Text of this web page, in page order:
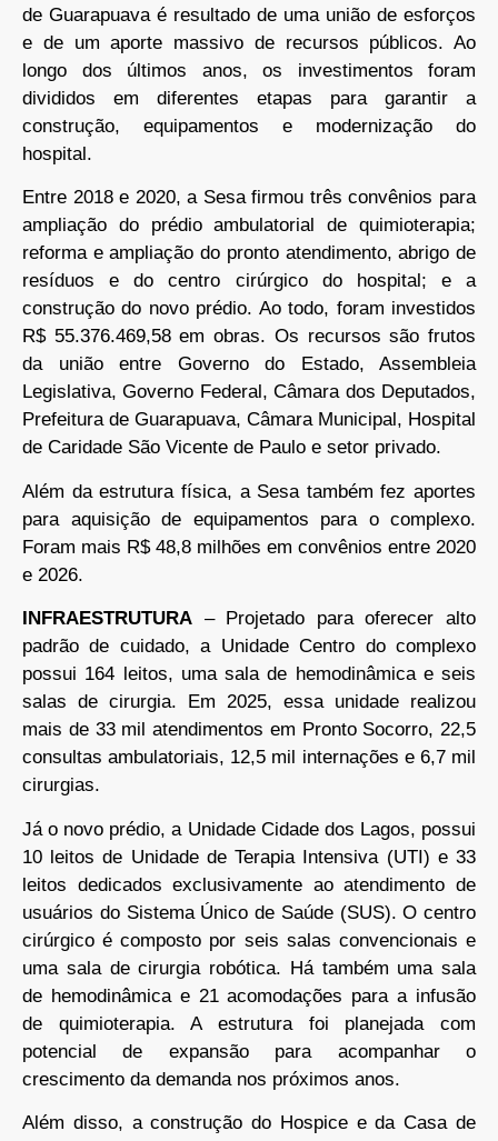
de Guarapuava é resultado de uma união de esforços
e de um aporte massivo de recursos públicos. Ao
longo dos últimos anos, os investimentos foram
divididos em diferentes etapas para garantir a
construção, equipamentos e modernização do
hospital.
Entre 2018 e 2020, a Sesa firmou três convênios para
ampliação do prédio ambulatorial de quimioterapia;
reforma e ampliação do pronto atendimento, abrigo de
resíduos e do centro cirúrgico do hospital; e a
construção do novo prédio. Ao todo, foram investidos
R$ 55.376.469,58 em obras. Os recursos são frutos
da união entre Governo do Estado, Assembleia
Legislativa, Governo Federal, Câmara dos Deputados,
Prefeitura de Guarapuava, Câmara Municipal, Hospital
de Caridade São Vicente de Paulo e setor privado.
Além da estrutura física, a Sesa também fez aportes
para aquisição de equipamentos para o complexo.
Foram mais R$ 48,8 milhões em convênios entre 2020
e 2026.
INFRAESTRUTURA – Projetado para oferecer alto
padrão de cuidado, a Unidade Centro do complexo
possui 164 leitos, uma sala de hemodinâmica e seis
salas de cirurgia. Em 2025, essa unidade realizou
mais de 33 mil atendimentos em Pronto Socorro, 22,5
consultas ambulatoriais, 12,5 mil internações e 6,7 mil
cirurgias.
Já o novo prédio, a Unidade Cidade dos Lagos, possui
10 leitos de Unidade de Terapia Intensiva (UTI) e 33
leitos dedicados exclusivamente ao atendimento de
usuários do Sistema Único de Saúde (SUS). O centro
cirúrgico é composto por seis salas convencionais e
uma sala de cirurgia robótica. Há também uma sala
de hemodinâmica e 21 acomodações para a infusão
de quimioterapia. A estrutura foi planejada com
potencial de expansão para acompanhar o
crescimento da demanda nos próximos anos.
Além disso, a construção do Hospice e da Casa de